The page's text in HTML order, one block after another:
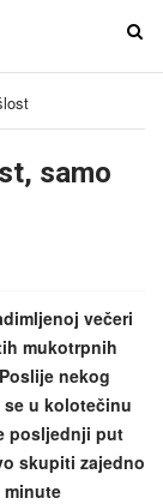
T
g
i
n
samo
večeri
mukotrpnih
nekog
u kolotečinu
posljednji put
skupiti zajedno